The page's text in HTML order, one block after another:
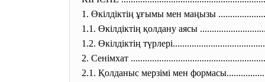
1. Өкілдіктің ұғымы мен маңызы
1.1. Өкілдіктің қолдану аясы
1.2. Өкілдіктің түрлері.......................
2. Сенімхат ..............................
2.1. Қолданыс мерзімі мен